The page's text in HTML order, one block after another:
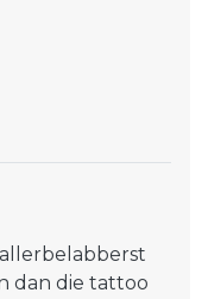
dan die tattoo